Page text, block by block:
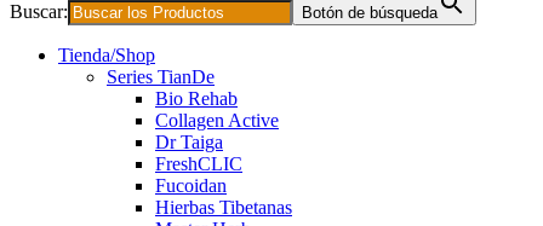
Buscar: Botón de búsqueda
Tienda/Shop
Series TianDe
Bio Rehab
Collagen Active
Dr Taiga
FreshCLIC
Fucoidan
Hierbas Tibetanas